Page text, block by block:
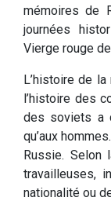
mémoires de
journées
Vierge rouge
L’histoire de
l’histoire des
des soviets a
qu’aux
Russie. Selon
travailleuses,
nationalité ou